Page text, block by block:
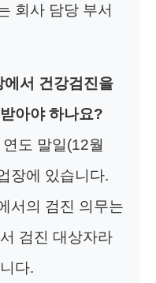
회사 담당 부서
서 건강검진을
아야 하나요?
도 말일(12월
장에 있습니다.
서의 검진 의무는
검진 대상자라
다.